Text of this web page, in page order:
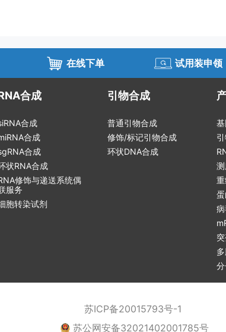
在线下单 试用装申领
合成
合成
合成
合成
状RNA合成
修饰与递送系统偶
服务
胞转染试剂
引物合成
普通引物合成
修饰/标记引物合成
环状DNA合成
苏ICP备20015793号-1
苏公网安备32021402001785号